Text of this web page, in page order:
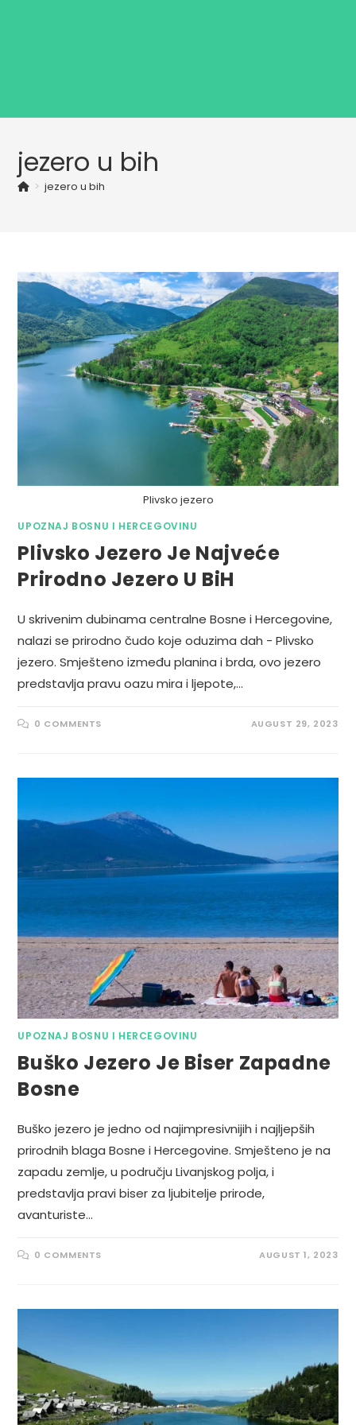
jezero u bih
> jezero u bih
Plivsko jezero
UPOZNAJ BOSNU I HERCEGOVINU
Plivsko Jezero Je Najveće
Prirodno Jezero U BiH
U skrivenim dubinama centralne Bosne i Hercegovine,
nalazi se prirodno čudo koje oduzima dah - Plivsko
jezero. Smješteno između planina i brda, ovo jezero
predstavlja pravu oazu mira i ljepote,…
0 COMMENTS AUGUST 29, 2023
UPOZNAJ BOSNU I HERCEGOVINU
Buško Jezero Je Biser Zapadne
Bosne
Buško jezero je jedno od najimpresivnijih i najljepših
prirodnih blaga Bosne i Hercegovine. Smješteno je na
zapadu zemlje, u području Livanjskog polja, i
predstavlja pravi biser za ljubitelje prirode,
avanturiste…
0 COMMENTS AUGUST 1, 2023